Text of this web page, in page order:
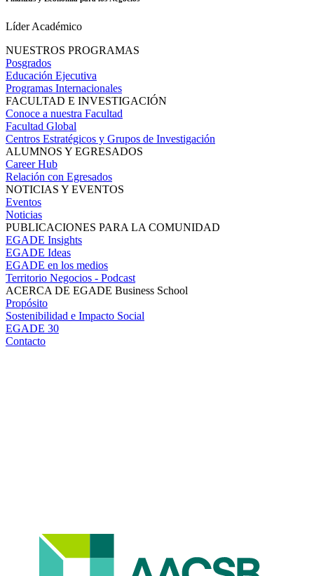
Líder Académico
NUESTROS PROGRAMAS
Posgrados
Educación Ejecutiva
Programas Internacionales
FACULTAD E INVESTIGACIÓN
Conoce a nuestra Facultad
Facultad Global
Centros Estratégicos y Grupos de Investigación
ALUMNOS Y EGRESADOS
Career Hub
Relación con Egresados
NOTICIAS Y EVENTOS
Eventos
Noticias
PUBLICACIONES PARA LA COMUNIDAD
EGADE Insights
EGADE Ideas
EGADE en los medios
Territorio Negocios - Podcast
ACERCA DE EGADE Business School
Propósito
Sostenibilidad e Impacto Social
EGADE 30
Contacto